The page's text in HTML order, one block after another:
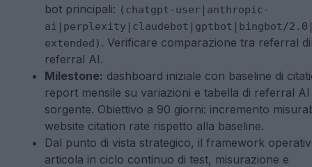
bot principali: (chatgpt-user|anthropic-
ai|perplexity|claudebot|gptbot|bingbot/
extended) . Verificare comparazione tra referral
referral AI.
Milestone: dashboard iniziale con baseline di
report mensile su variazioni e tabella di referral
sorgente. Obiettivo a 90 giorni: incremento
website citation rate rispetto alla baseline.
Dal punto di vista strategico, il framework
articola in ciclo continuo di test, misurazione e